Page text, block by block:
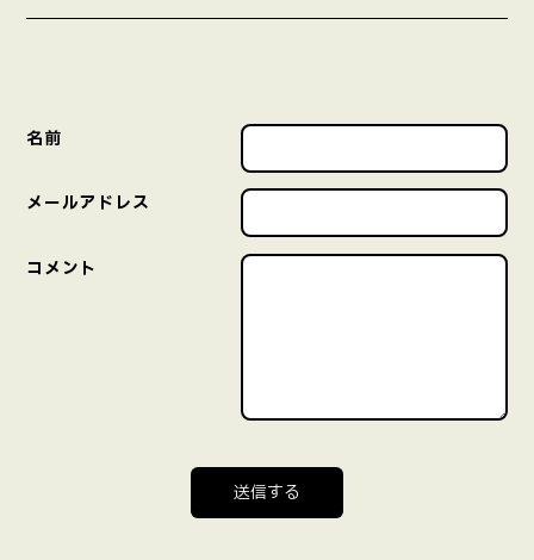
名前
メールアドレス
コメント